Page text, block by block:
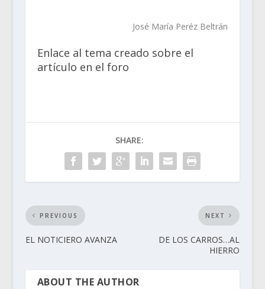
José María Peréz Beltrán
Enlace al tema creado sobre el
artículo en el foro
SHARE:
PREVIOUS
EL NOTICIERO AVANZA
NEXT
DE LOS CARROS…AL
HIERRO
ABOUT THE AUTHOR